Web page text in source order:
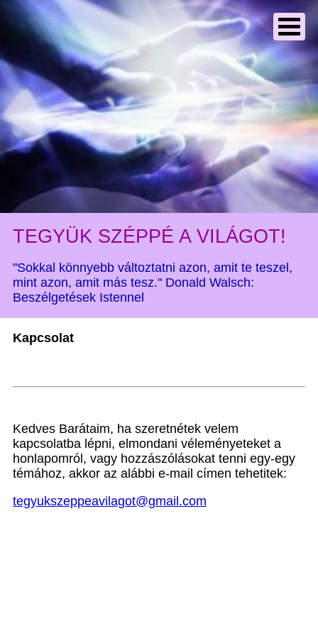
TEGYÜK SZÉPPÉ A VILÁGOT!
"Sokkal könnyebb változtatni azon, amit te teszel,
mint azon, amit más tesz." Donald Walsch:
Beszélgetések Istennel
Kapcsolat
Kedves Barátaim, ha szeretnétek velem
kapcsolatba lépni, elmondani véleményeteket a
honlapomról, vagy hozzászólásokat tenni egy-egy
témához, akkor az alábbi e-mail címen tehetitek:
tegyukszeppeavilagot@gmail.com